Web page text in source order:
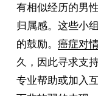
有相似经历的男
归属感。这些小
的鼓励。 癌症对
久，因此寻求支
专业帮助或加入